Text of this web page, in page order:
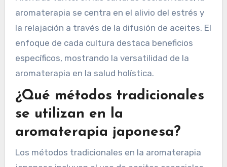
religiosos y embalsamamiento. La medicina
tradicional china incorpora aceites esenciales
para equilibrar la energía y promover el
bienestar. En India, el Ayurveda utiliza hierbas
aromáticas para la curación y la meditación.
aromaterapia se centra en el alivio del estrés y
la relajación a través de la difusión de aceites. El
enfoque de cada cultura destaca beneficios